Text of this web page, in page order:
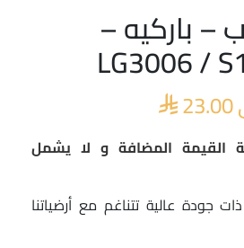
باركيه –
LG3006 /
23.00
القيمة المضافة و لا يشمل
جودة عالية تتناغم مع أرضياتنا